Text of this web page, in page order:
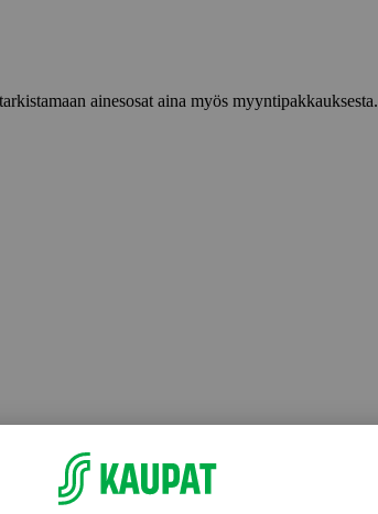
ainesosat aina myös myyntipakkauksesta.